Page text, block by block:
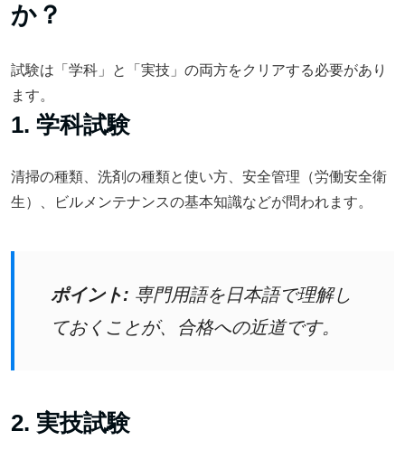
か？
試験は「学科」と「実技」の両方をクリアする必要があり
ます。
1. 学科試験
清掃の種類、洗剤の種類と使い方、安全管理（労働安全衛
生）、ビルメンテナンスの基本知識などが問われます。
ポイント: 専門用語を日本語で理解し
ておくことが、合格への近道です。
2. 実技試験